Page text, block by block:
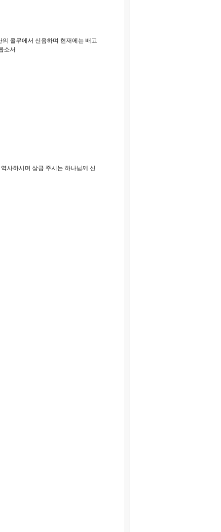
올무에서 신음하며 현재에는 배고
소서
사하시며 상급 주시는 하나님께 신